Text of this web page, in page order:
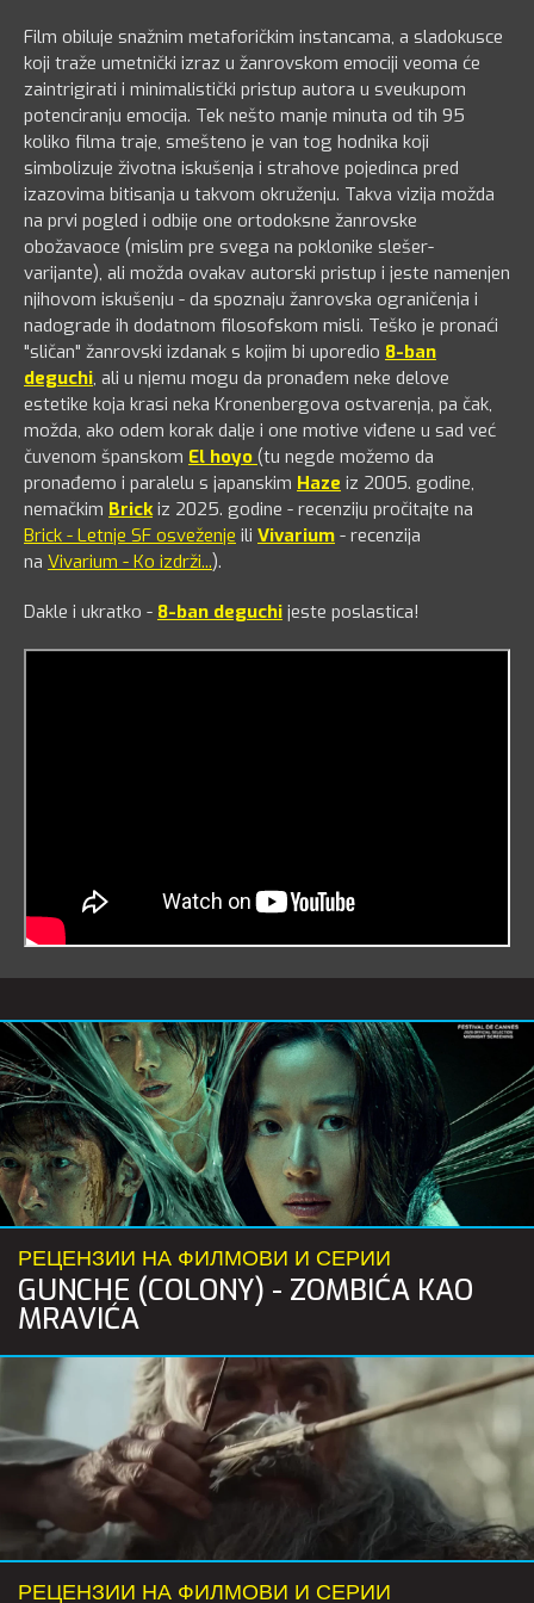
Film obiluje snažnim metaforičkim instancama, a sladokusce
koji traže umetnički izraz u žanrovskom emociji veoma će
zaintrigirati i minimalistički pristup autora u sveukupom
potenciranju emocija. Tek nešto manje minuta od tih 95
koliko filma traje, smešteno je van tog hodnika koji
simbolizuje životna iskušenja i strahove pojedinca pred
izazovima bitisanja u takvom okruženju. Takva vizija možda
na prvi pogled i odbije one ortodoksne žanrovske
obožavaoce (mislim pre svega na poklonike slešer-
varijante), ali možda ovakav autorski pristup i jeste namenjen
njihovom iskušenju - da spoznaju žanrovska ograničenja i
nadograde ih dodatnom filosofskom misli. Teško je pronaći
"sličan" žanrovski izdanak s kojim bi uporedio 8-ban
deguchi, ali u njemu mogu da pronađem neke delove
estetike koja krasi neka Kronenbergova ostvarenja, pa čak,
možda, ako odem korak dalje i one motive viđene u sad već
čuvenom španskom El hoyo (tu negde možemo da
pronađemo i paralelu s japanskim Haze iz 2005. godine,
nemačkim Brick iz 2025. godine - recenziju pročitajte na
Brick - Letnje SF osveženje ili Vivarium - recenzija
na Vivarium - Ko izdrži...).
Dakle i ukratko - 8-ban deguchi jeste poslastica!
РЕЦЕНЗИИ НА ФИЛМОВИ И СЕРИИ
GUNCHE (COLONY) - ZOMBIĆA KAO
MRAVIĆA
РЕЦЕНЗИИ НА ФИЛМОВИ И СЕРИИ